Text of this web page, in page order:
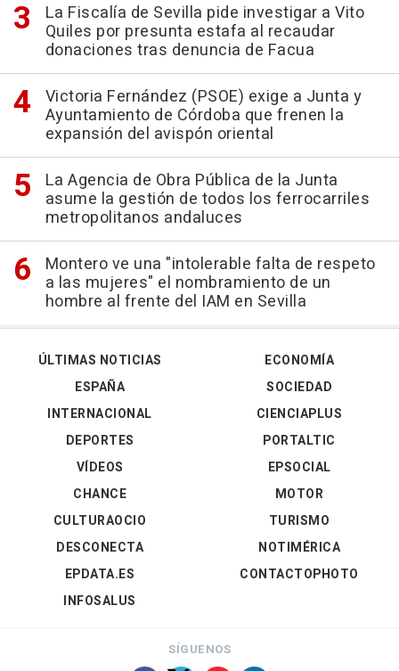
La Fiscalía de Sevilla pide investigar a Vito
Quiles por presunta estafa al recaudar
donaciones tras denuncia de Facua
Victoria Fernández (PSOE) exige a Junta y
Ayuntamiento de Córdoba que frenen la
expansión del avispón oriental
La Agencia de Obra Pública de la Junta
asume la gestión de todos los ferrocarriles
metropolitanos andaluces
Montero ve una "intolerable falta de respeto
a las mujeres" el nombramiento de un
hombre al frente del IAM en Sevilla
ÚLTIMAS NOTICIAS
ESPAÑA
INTERNACIONAL
DEPORTES
VÍDEOS
ECONOMÍA
SOCIEDAD
CIENCIAPLUS
PORTALTIC
EPSOCIAL
CHANCE
CULTURAOCIO
DESCONECTA
EPDATA.ES
INFOSALUS
MOTOR
TURISMO
NOTIMÉRICA
CONTACTOPHOTO
SÍGUENOS